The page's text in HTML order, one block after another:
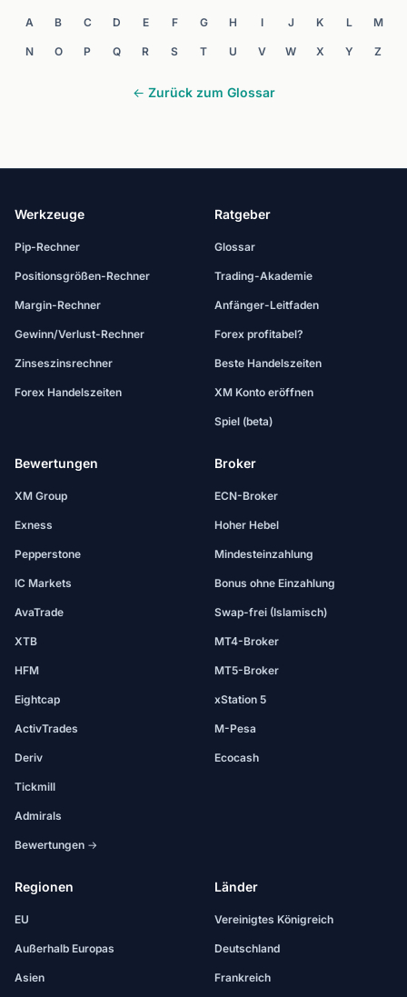
A B C D E F G H I J K L M
N O P Q R S T U V W X Y Z
← Zurück zum Glossar
Werkzeuge
Pip-Rechner
Positionsgrößen-Rechner
Margin-Rechner
Gewinn/Verlust-Rechner
Zinseszinsrechner
Forex Handelszeiten
Ratgeber
Glossar
Trading-Akademie
Anfänger-Leitfaden
Forex profitabel?
Beste Handelszeiten
XM Konto eröffnen
Spiel (beta)
Bewertungen
XM Group
Exness
Pepperstone
IC Markets
AvaTrade
XTB
HFM
Eightcap
ActivTrades
Deriv
Tickmill
Admirals
Bewertungen →
Broker
ECN-Broker
Hoher Hebel
Mindesteinzahlung
Bonus ohne Einzahlung
Swap-frei (Islamisch)
MT4-Broker
MT5-Broker
xStation 5
M-Pesa
Ecocash
Regionen
EU
Außerhalb Europas
Asien
Länder
Vereinigtes Königreich
Deutschland
Frankreich